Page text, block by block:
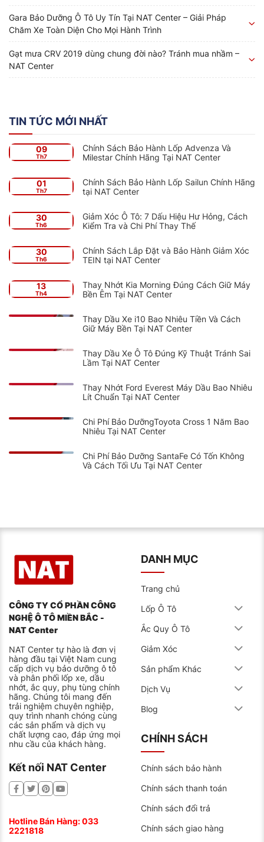
Gara Bảo Dưỡng Ô Tô Uy Tín Tại NAT Center – Giải Pháp
Chăm Xe Toàn Diện Cho Mọi Hành Trình
Gạt mưa CRV 2019 dùng chung đời nào? Tránh mua nhầm –
NAT Center
TIN TỨC MỚI NHẤT
09
Th7
Chính Sách Bảo Hành Lốp Advenza Và
Milestar Chính Hãng Tại NAT Center
01
Th7
Chính Sách Bảo Hành Lốp Sailun Chính Hãng
tại NAT Center
30
Th6
Giảm Xóc Ô Tô: 7 Dấu Hiệu Hư Hỏng, Cách
Kiểm Tra và Chi Phí Thay Thế
30
Th6
Chính Sách Lắp Đặt và Bảo Hành Giảm Xóc
TEIN tại NAT Center
13
Th4
Thay Nhớt Kia Morning Đúng Cách Giữ Máy
Bền Êm Tại NAT Center
Thay Dầu Xe i10 Bao Nhiêu Tiền Và Cách
Giữ Máy Bền Tại NAT Center
Thay Dầu Xe Ô Tô Đúng Kỹ Thuật Tránh Sai
Lầm Tại NAT Center
Thay Nhớt Ford Everest Máy Dầu Bao Nhiêu
Lít Chuẩn Tại NAT Center
Chi Phí Bảo DưỡngToyota Cross 1 Năm Bao
Nhiêu Tại NAT Center
Chi Phí Bảo Dưỡng SantaFe Có Tốn Không
Và Cách Tối Ưu Tại NAT Center
CÔNG TY CỔ PHẦN CÔNG
NGHỆ Ô TÔ MIỀN BẮC -
NAT Center
NAT Center tự hào là đơn vị
hàng đầu tại Việt Nam cung
cấp dịch vụ bảo dưỡng ô tô
và phân phối lốp xe, dầu
nhớt, ắc quy, phụ tùng chính
hãng. Chúng tôi mang đến
trải nghiệm chuyên nghiệp,
quy trình nhanh chóng cùng
các sản phẩm và dịch vụ
chất lượng cao, đáp ứng mọi
nhu cầu của khách hàng.
Kết nối NAT Center
Hotline Bán Hàng:033
2221818
DANH MỤC
Trang chủ
Lốp Ô Tô
Ắc Quy Ô Tô
Giảm Xóc
Sản phẩm Khác
Dịch Vụ
Blog
CHÍNH SÁCH
Chính sách bảo hành
Chính sách thanh toán
Chính sách đổi trả
Chính sách giao hàng